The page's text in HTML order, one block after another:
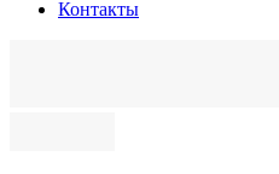
Контакты